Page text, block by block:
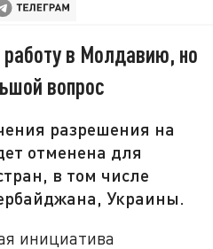
работу в Молдавию, но
вопрос
разрешения на
отменена для
в том числе
Украины.
инициатива